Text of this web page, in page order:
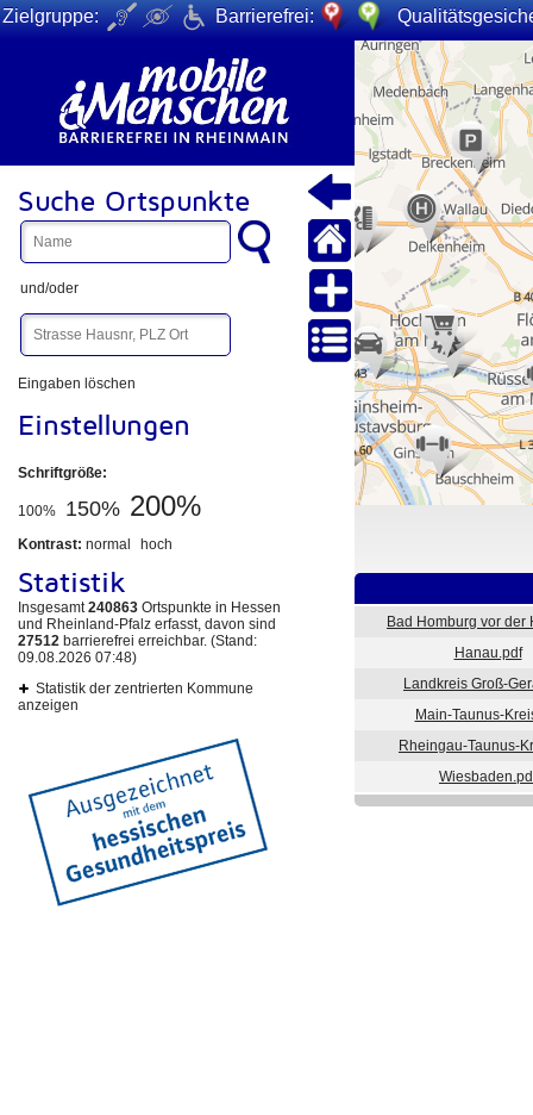
Zielgruppe: Barrierefrei:
Suche Ortspunkte
und/oder
Eingaben löschen
Einstellungen
Schriftgröße:
100% 150% 200%
Kontrast: normal hoch
Statistik
Insgesamt240863 Ortspunkte in Hessen
und Rheinland-Pfalz erfasst, davon sind
27512 barrierefrei erreichbar. (Stand:
09.08.2026 07:48)
Statistik der zentrierten Kommune
anzeigen
Bad Homburg vor der
Hanau.pdf
Landkreis Groß-
Main-Taunus-
Rheingau-Taunus-